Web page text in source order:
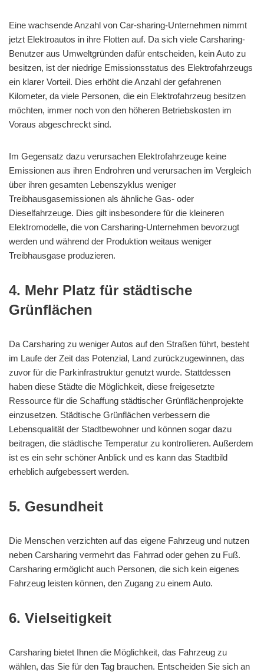
Eine wachsende Anzahl von Car-sharing-Unternehmen nimmt
jetzt Elektroautos in ihre Flotten auf. Da sich viele Carsharing-
Benutzer aus Umweltgründen dafür entscheiden, kein Auto zu
besitzen, ist der niedrige Emissionsstatus des Elektrofahrzeugs
ein klarer Vorteil. Dies erhöht die Anzahl der gefahrenen
Kilometer, da viele Personen, die ein Elektrofahrzeug besitzen
möchten, immer noch von den höheren Betriebskosten im
Voraus abgeschreckt sind.
Im Gegensatz dazu verursachen Elektrofahrzeuge keine
Emissionen aus ihren Endrohren und verursachen im Vergleich
über ihren gesamten Lebenszyklus weniger
Treibhausgasemissionen als ähnliche Gas- oder
Dieselfahrzeuge. Dies gilt insbesondere für die kleineren
Elektromodelle, die von Carsharing-Unternehmen bevorzugt
werden und während der Produktion weitaus weniger
Treibhausgase produzieren.
4. Mehr Platz für städtische
Grünflächen
Da Carsharing zu weniger Autos auf den Straßen führt, besteht
im Laufe der Zeit das Potenzial, Land zurückzugewinnen, das
zuvor für die Parkinfrastruktur genutzt wurde. Stattdessen
haben diese Städte die Möglichkeit, diese freigesetzte
Ressource für die Schaffung städtischer Grünflächenprojekte
einzusetzen. Städtische Grünflächen verbessern die
Lebensqualität der Stadtbewohner und können sogar dazu
beitragen, die städtische Temperatur zu kontrollieren. Außerdem
ist es ein sehr schöner Anblick und es kann das Stadtbild
erheblich aufgebessert werden.
5. Gesundheit
Die Menschen verzichten auf das eigene Fahrzeug und nutzen
neben Carsharing vermehrt das Fahrrad oder gehen zu Fuß.
Carsharing ermöglicht auch Personen, die sich kein eigenes
Fahrzeug leisten können, den Zugang zu einem Auto.
6. Vielseitigkeit
Carsharing bietet Ihnen die Möglichkeit, das Fahrzeug zu
wählen, das Sie für den Tag brauchen. Entscheiden Sie sich an